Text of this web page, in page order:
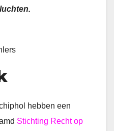
hebben een
Stichting Recht op